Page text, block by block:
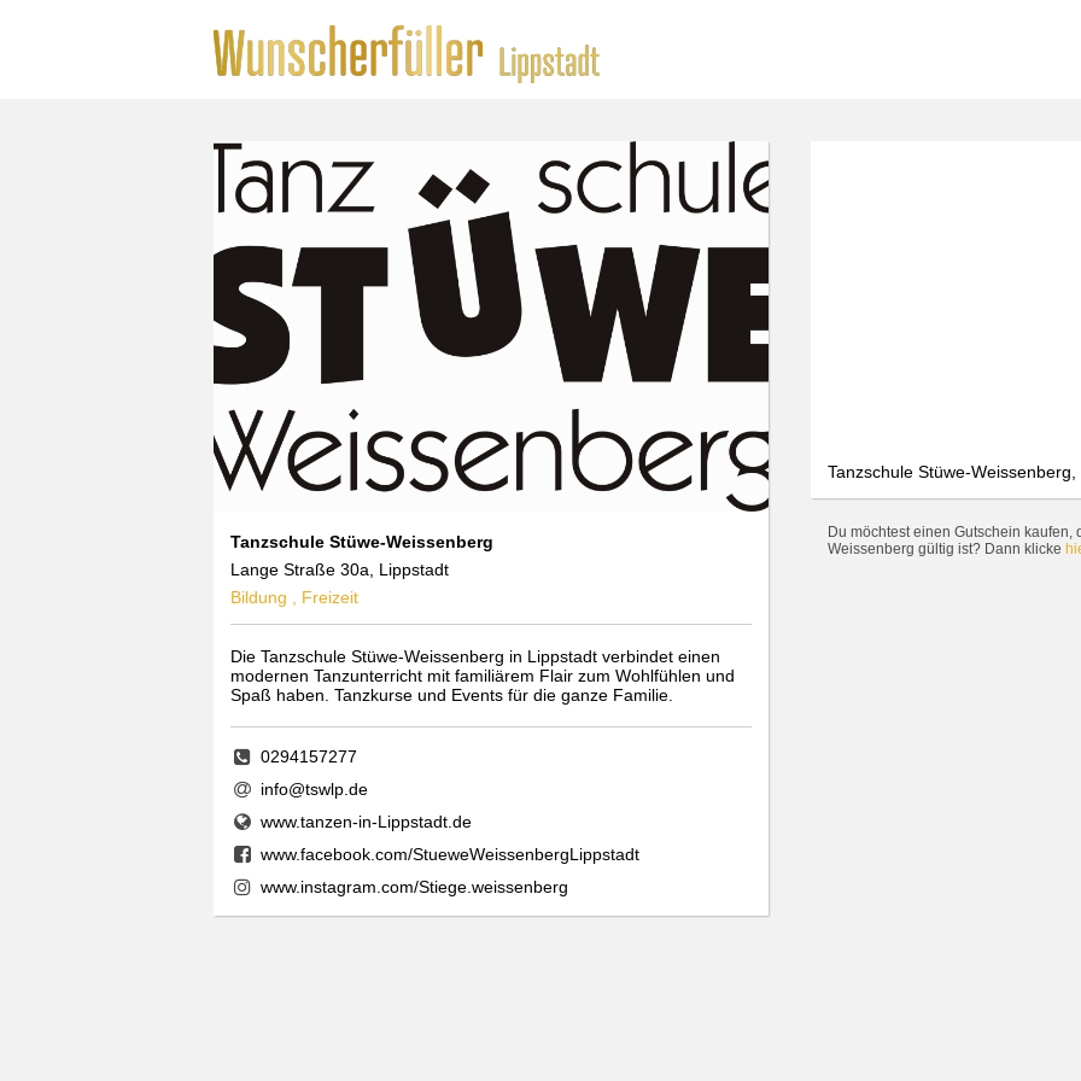
Tanzschule Stüwe-Weissenberg
Lange Straße 30a, Lippstadt
Bildung , Freizeit
Die Tanzschule Stüwe-Weissenberg in Lippstadt verbindet einen
modernen Tanzunterricht mit familiärem Flair zum Wohlfühlen und
Spaß haben. Tanzkurse und Events für die ganze Familie.
0294157277
info@tswlp.de
www.tanzen-in-Lippstadt.de
www.facebook.com/StueweWeissenbergLippstadt
www.instagram.com/Stiege.weissenberg
Tanzschule Stüwe-
Du möchtest einen Gutschein kaufen,
Weissenberg gültig ist? Dann klicke